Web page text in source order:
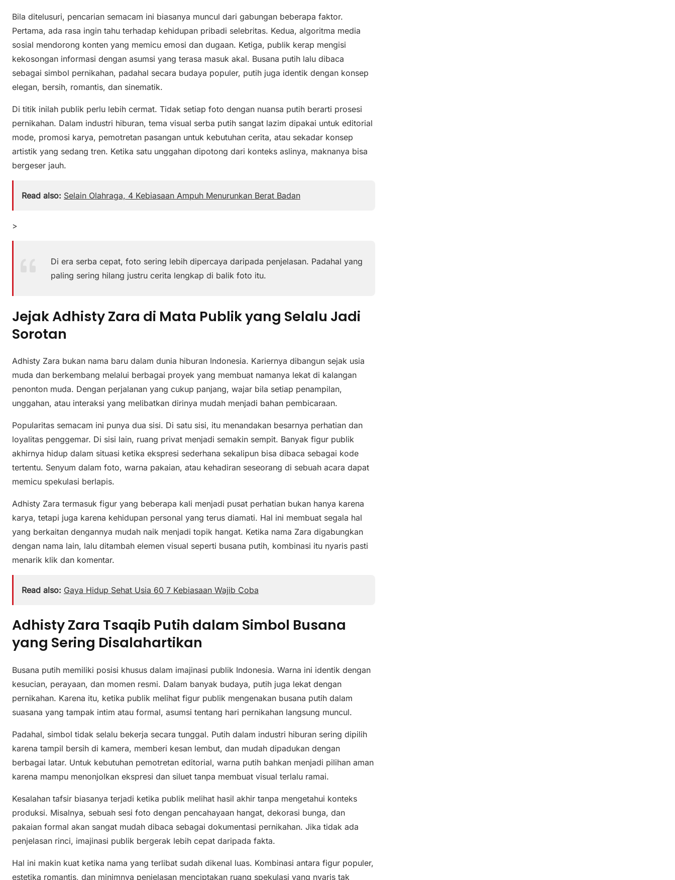
Bila ditelusuri, pencarian semacam ini biasanya muncul dari gabungan beberapa faktor.
Pertama, ada rasa ingin tahu terhadap kehidupan pribadi selebritas. Kedua, algoritma media
sosial mendorong konten yang memicu emosi dan dugaan. Ketiga, publik kerap mengisi
kekosongan informasi dengan asumsi yang terasa masuk akal. Busana putih lalu dibaca
sebagai simbol pernikahan, padahal secara budaya populer, putih juga identik dengan konsep
elegan, bersih, romantis, dan sinematik.
Di titik inilah publik perlu lebih cermat. Tidak setiap foto dengan nuansa putih berarti prosesi
pernikahan. Dalam industri hiburan, tema visual serba putih sangat lazim dipakai untuk editorial
mode, promosi karya, pemotretan pasangan untuk kebutuhan cerita, atau sekadar konsep
artistik yang sedang tren. Ketika satu unggahan dipotong dari konteks aslinya, maknanya bisa
bergeser jauh.
Read also: Selain Olahraga, 4 Kebiasaan Ampuh Menurunkan Berat Badan
>
Di era serba cepat, foto sering lebih dipercaya daripada penjelasan. Padahal yang
paling sering hilang justru cerita lengkap di balik foto itu.
Jejak Adhisty Zara di Mata Publik yang Selalu Jadi
Sorotan
Adhisty Zara bukan nama baru dalam dunia hiburan Indonesia. Kariernya dibangun sejak usia
muda dan berkembang melalui berbagai proyek yang membuat namanya lekat di kalangan
penonton muda. Dengan perjalanan yang cukup panjang, wajar bila setiap penampilan,
unggahan, atau interaksi yang melibatkan dirinya mudah menjadi bahan pembicaraan.
Popularitas semacam ini punya dua sisi. Di satu sisi, itu menandakan besarnya perhatian dan
loyalitas penggemar. Di sisi lain, ruang privat menjadi semakin sempit. Banyak figur publik
akhirnya hidup dalam situasi ketika ekspresi sederhana sekalipun bisa dibaca sebagai kode
tertentu. Senyum dalam foto, warna pakaian, atau kehadiran seseorang di sebuah acara dapat
memicu spekulasi berlapis.
Adhisty Zara termasuk figur yang beberapa kali menjadi pusat perhatian bukan hanya karena
karya, tetapi juga karena kehidupan personal yang terus diamati. Hal ini membuat segala hal
yang berkaitan dengannya mudah naik menjadi topik hangat. Ketika nama Zara digabungkan
dengan nama lain, lalu ditambah elemen visual seperti busana putih, kombinasi itu nyaris pasti
menarik klik dan komentar.
Read also: Gaya Hidup Sehat Usia 60 7 Kebiasaan Wajib Coba
Adhisty Zara Tsaqib Putih dalam Simbol Busana
yang Sering Disalahartikan
Busana putih memiliki posisi khusus dalam imajinasi publik Indonesia. Warna ini identik dengan
kesucian, perayaan, dan momen resmi. Dalam banyak budaya, putih juga lekat dengan
pernikahan. Karena itu, ketika publik melihat figur publik mengenakan busana putih dalam
suasana yang tampak intim atau formal, asumsi tentang hari pernikahan langsung muncul.
Padahal, simbol tidak selalu bekerja secara tunggal. Putih dalam industri hiburan sering dipilih
karena tampil bersih di kamera, memberi kesan lembut, dan mudah dipadukan dengan
berbagai latar. Untuk kebutuhan pemotretan editorial, warna putih bahkan menjadi pilihan aman
karena mampu menonjolkan ekspresi dan siluet tanpa membuat visual terlalu ramai.
Kesalahan tafsir biasanya terjadi ketika publik melihat hasil akhir tanpa mengetahui konteks
produksi. Misalnya, sebuah sesi foto dengan pencahayaan hangat, dekorasi bunga, dan
pakaian formal akan sangat mudah dibaca sebagai dokumentasi pernikahan. Jika tidak ada
penjelasan rinci, imajinasi publik bergerak lebih cepat daripada fakta.
Hal ini makin kuat ketika nama yang terlibat sudah dikenal luas. Kombinasi antara figur populer,
estetika romantis, dan minimnya penjelasan menciptakan ruang spekulasi yang nyaris tak